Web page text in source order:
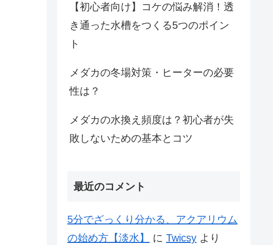
【初心者向け】コケの悩み解消！透
き通った水槽をつくる5つのポイン
ト
メダカの冬場対策・ヒーターの必要
性は？
メダカの水換え頻度は？初心者が失
敗しないための基本とコツ
最近のコメント
5分でざっくり分かる、アクアリウム
の始め方【淡水】
に Twicsy より